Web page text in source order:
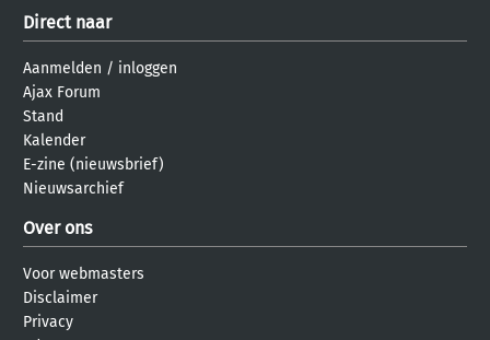
Direct naar
Aanmelden / inloggen
Ajax Forum
Stand
Kalender
E-zine (nieuwsbrief)
Nieuwsarchief
Over ons
Voor webmasters
Disclaimer
Privacy